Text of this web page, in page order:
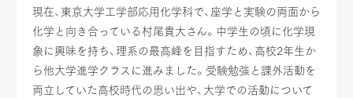
現在、東京大学工学部応用化学科で、座学と実験の両面から
化学と向き合っている村尾貴大さん。中学生の頃に化学現
象に興味を持ち、理系の最高峰を目指すため、高校2年生か
ら他大学進学クラスに進みました。受験勉強と課外活動を
両立していた高校時代の思い出や、大学での活動について